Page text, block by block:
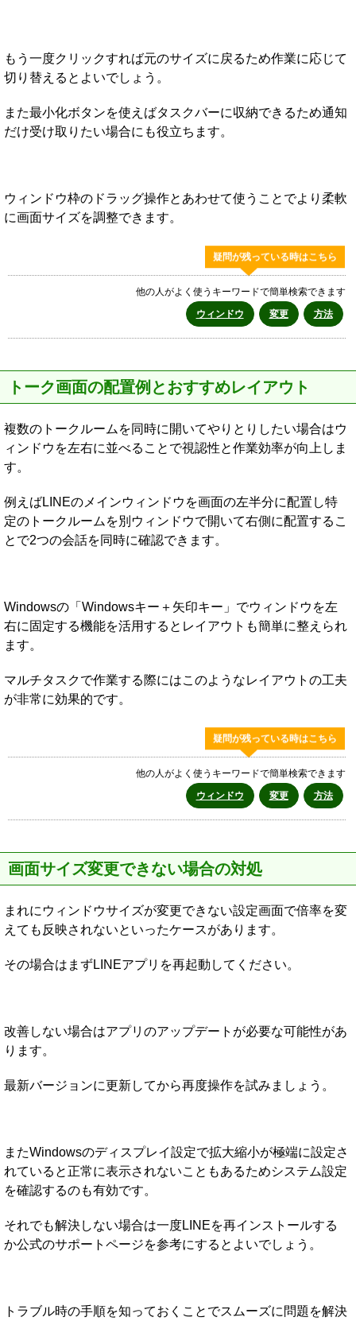
もう一度クリックすれば元のサイズに戻るため作業に応じて
切り替えるとよいでしょう。
また最小化ボタンを使えばタスクバーに収納できるため通知
だけ受け取りたい場合にも役立ちます。
ウィンドウ枠のドラッグ操作とあわせて使うことでより柔軟
に画面サイズを調整できます。
疑問が残っている時はこちら
他の人がよく使うキーワードで簡単検索できます
ウィンドウ
変更 方法
トーク画面の配置例とおすすめレイアウト
複数のトークルームを同時に開いてやりとりしたい場合はウ
ィンドウを左右に並べることで視認性と作業効率が向上しま
す。
例えばLINEのメインウィンドウを画面の左半分に配置し特
定のトークルームを別ウィンドウで開いて右側に配置するこ
とで2つの会話を同時に確認できます。
Windowsの「Windowsキー＋矢印キー」でウィンドウを左
右に固定する機能を活用するとレイアウトも簡単に整えられ
ます。
マルチタスクで作業する際にはこのようなレイアウトの工夫
が非常に効果的です。
疑問が残っている時はこちら
他の人がよく使うキーワードで簡単検索できます
ウィンドウ
変更 方法
画面サイズ変更できない場合の対処
まれにウィンドウサイズが変更できない設定画面で倍率を変
えても反映されないといったケースがあります。
その場合はまずLINEアプリを再起動してください。
改善しない場合はアプリのアップデートが必要な可能性があ
ります。
最新バージョンに更新してから再度操作を試みましょう。
またWindowsのディスプレイ設定で拡大縮小が極端に設定さ
れていると正常に表示されないこともあるためシステム設定
を確認するのも有効です。
それでも解決しない場合は一度LINEを再インストールする
か公式のサポートページを参考にするとよいでしょう。
トラブル時の手順を知っておくことでスムーズに問題を解決